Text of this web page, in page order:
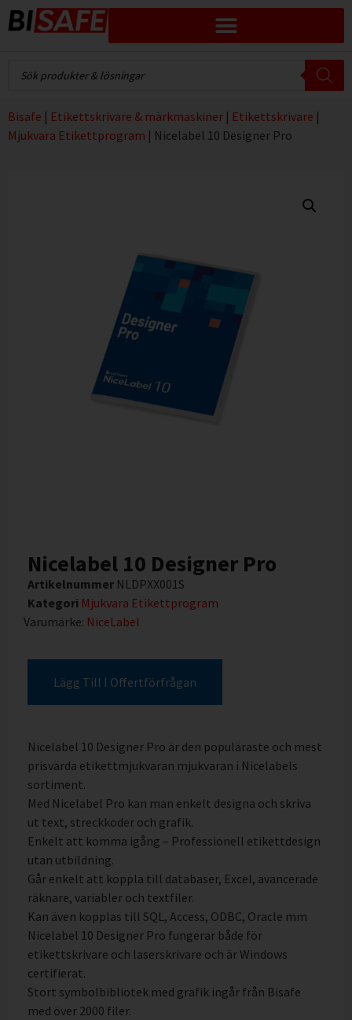
Bisafe | Etikettskrivare & märkmaskiner | Etikettskrivare |
Mjukvara Etikettprogram | Nicelabel 10 Designer Pro
Nicelabel 10 Designer Pro
Artikelnummer NLDPXX001S
Kategori Mjukvara Etikettprogram
Varumärke: NiceLabel
Lägg Till I Offertförfrågan
Nicelabel 10 Designer Pro är den populäraste och mest
prisvärda etikettmjukvaran mjukvaran i Nicelabels
sortiment.
Med Nicelabel Pro kan man enkelt designa och skriva
ut text, streckkoder och grafik.
Enkelt att komma igång – Professionell etikettdesign
utan utbildning.
Går enkelt att koppla till databaser, Excel, avancerade
räknare, variabler och textfiler.
Kan även kopplas till SQL, Access, ODBC, Oracle mm
Nicelabel 10 Designer Pro fungerar både för
etikettskrivare och laserskrivare och är Windows
certifierat.
Stort symbolbibliotek med grafik ingår från Bisafe
med över 2000 filer.